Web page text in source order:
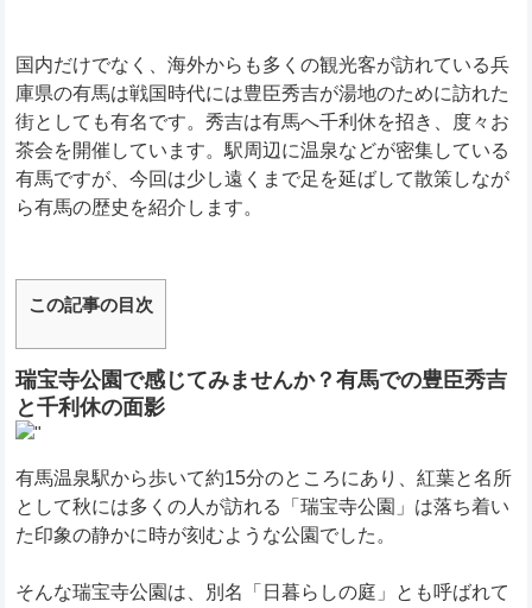
国内だけでなく、海外からも多くの観光客が訪れている兵
庫県の有馬は戦国時代には豊臣秀吉が湯地のために訪れた
街としても有名です。秀吉は有馬へ千利休を招き、度々お
茶会を開催しています。駅周辺に温泉などが密集している
有馬ですが、今回は少し遠くまで足を延ばして散策しなが
ら有馬の歴史を紹介します。
この記事の目次
瑞宝寺公園で感じてみませんか？有馬での豊臣秀吉
と千利休の面影
有馬温泉駅から歩いて約15分のところにあり、紅葉と名所
として秋には多くの人が訪れる「瑞宝寺公園」は落ち着い
た印象の静かに時が刻むような公園でした。
そんな瑞宝寺公園は、別名「日暮らしの庭」とも呼ばれて